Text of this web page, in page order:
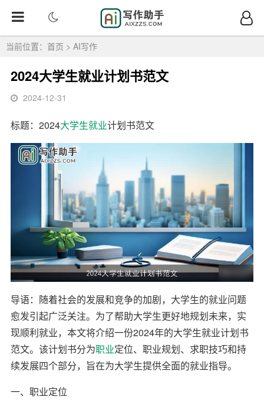
当前位置： 首页 > AI写作
2024大学生就业计划书范文
2024-12-31
标题：2024大学生就业计划书范文
导语：随着社会的发展和竞争的加剧，大学生的就业问题
愈发引起广泛关注。为了帮助大学生更好地规划未来，实
现顺利就业，本文将介绍一份2024年的大学生就业计划书
范文。该计划书分为职业定位、职业规划、求职技巧和持
续发展四个部分，旨在为大学生提供全面的就业指导。
一、职业定位